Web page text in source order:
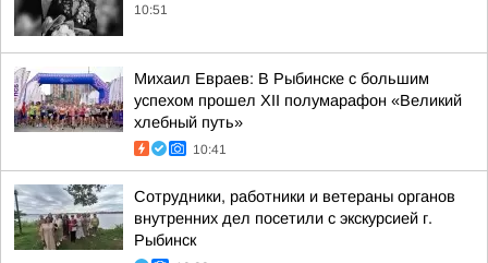
10:51
Михаил Евраев: В Рыбинске с большим
успехом прошел XII полумарафон «Великий
хлебный путь»
10:41
Сотрудники, работники и ветераны органов
внутренних дел посетили с экскурсией г.
Рыбинск